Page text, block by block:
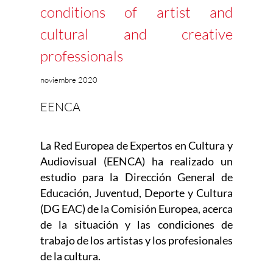
conditions of artist and
cultural and creative
professionals
noviembre 2020
EENCA
La Red Europea de Expertos en Cultura y
Audiovisual (EENCA) ha realizado un
estudio para la Dirección General de
Educación, Juventud, Deporte y Cultura
(DG EAC) de la Comisión Europea, acerca
de la situación y las condiciones de
trabajo de los artistas y los profesionales
de la cultura.